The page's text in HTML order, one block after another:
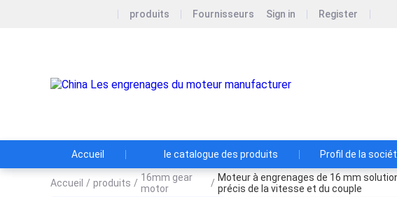
produits Fournisseurs Sign in Register
Accueil le catalogue des produits Profil de la
Accueil / produits / 16mm gear
motor
/ Moteur à engrenages de 16 mm
précis de la vitesse et du couple